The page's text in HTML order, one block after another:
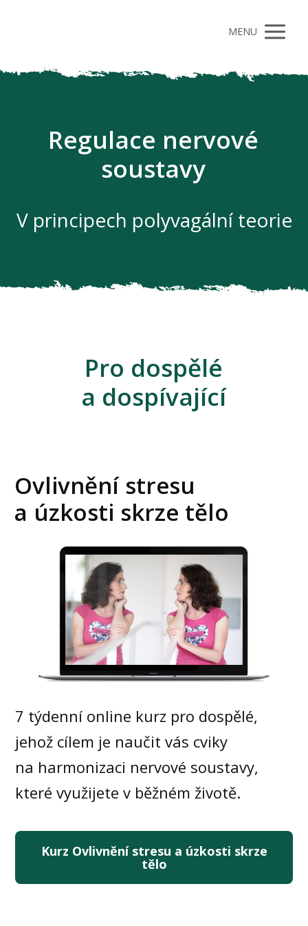
MENU
Regulace nervové
soustavy
V principech polyvagální teorie
Pro dospělé
a dospívající
Ovlivnění stresu
a úzkosti skrze tělo
7 týdenní online kurz pro dospělé,
jehož cílem je naučit vás cviky
na harmonizaci nervové soustavy,
které využijete v běžném životě.
Kurz Ovlivnění stresu a úzkosti skrze
tělo